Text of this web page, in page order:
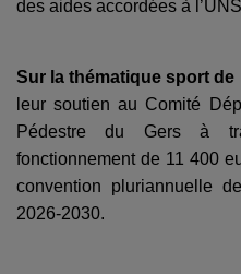
des aides accordées à
Sur la thématique sport de
leur soutien au Comité
Pédestre du Gers à
fonctionnement de 11 400
convention pluriannuelle
2026-2030.